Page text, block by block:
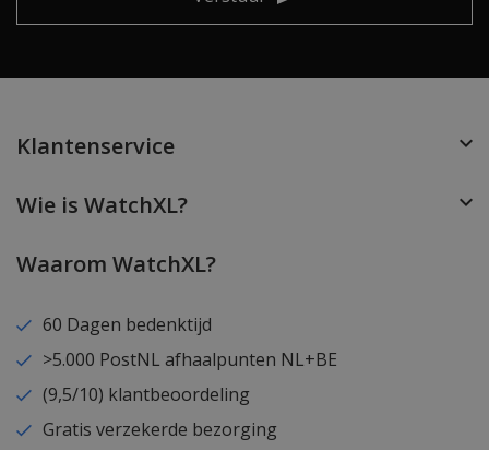
Klantenservice
Wie is WatchXL?
Waarom WatchXL?
60 Dagen bedenktijd
>5.000 PostNL afhaalpunten NL+BE
(9,5/10) klantbeoordeling
Gratis verzekerde bezorging